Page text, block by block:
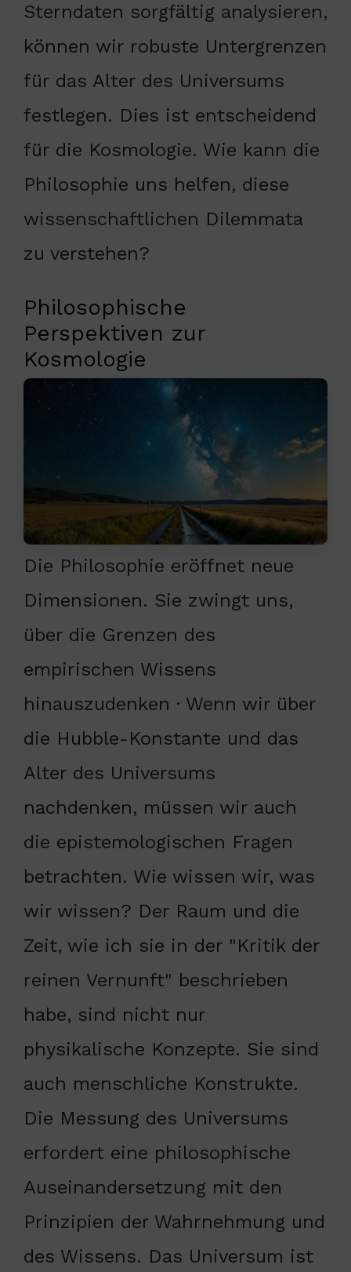
Sterndaten sorgfältig analysieren,
können wir robuste Untergrenzen
für das Alter des Universums
festlegen. Dies ist entscheidend
für die Kosmologie. Wie kann die
Philosophie uns helfen, diese
wissenschaftlichen Dilemmata
zu verstehen?
Philosophische
Perspektiven zur
Kosmologie
Die Philosophie eröffnet neue
Dimensionen. Sie zwingt uns,
über die Grenzen des
empirischen Wissens
hinauszudenken · Wenn wir über
die Hubble-Konstante und das
Alter des Universums
nachdenken, müssen wir auch
die epistemologischen Fragen
betrachten. Wie wissen wir, was
wir wissen? Der Raum und die
Zeit, wie ich sie in der "Kritik der
reinen Vernunft" beschrieben
habe, sind nicht nur
physikalische Konzepte. Sie sind
auch menschliche Konstrukte.
Die Messung des Universums
erfordert eine philosophische
Auseinandersetzung mit den
Prinzipien der Wahrnehmung und
des Wissens. Das Universum ist